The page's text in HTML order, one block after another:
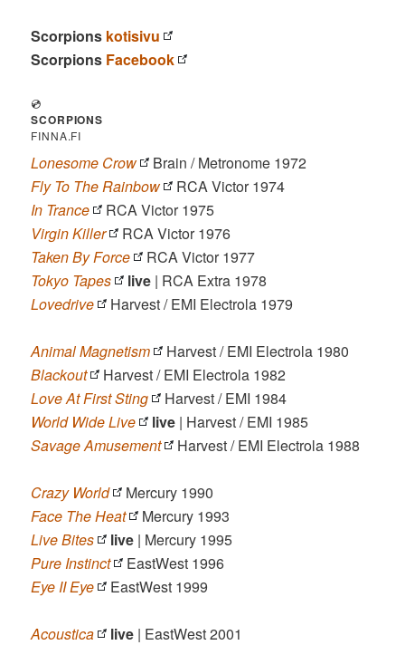
Scorpions kotisivu
Scorpions Facebook
💿
SCORPIONS
FINNA.FI
Lonesome Crow
Brain / Metronome 1972
Fly To The Rainbow
RCA Victor 1974
In Trance
RCA Victor 1975
Virgin Killer
RCA Victor 1976
Taken By Force
RCA Victor 1977
Tokyo Tapes
live | RCA Extra 1978
Lovedrive
Harvest / EMI Electrola 1979
Animal Magnetism
Harvest / EMI Electrola 1980
Blackout
Harvest / EMI Electrola 1982
Love At First Sting
Harvest / EMI 1984
World Wide Live
live | Harvest / EMI 1985
Savage Amusement
Harvest / EMI Electrola 1988
Crazy World
Mercury 1990
Face The Heat
Mercury 1993
Live Bites
live | Mercury 1995
Pure Instinct
EastWest 1996
Eye II Eye
EastWest 1999
Acoustica live | EastWest 2001